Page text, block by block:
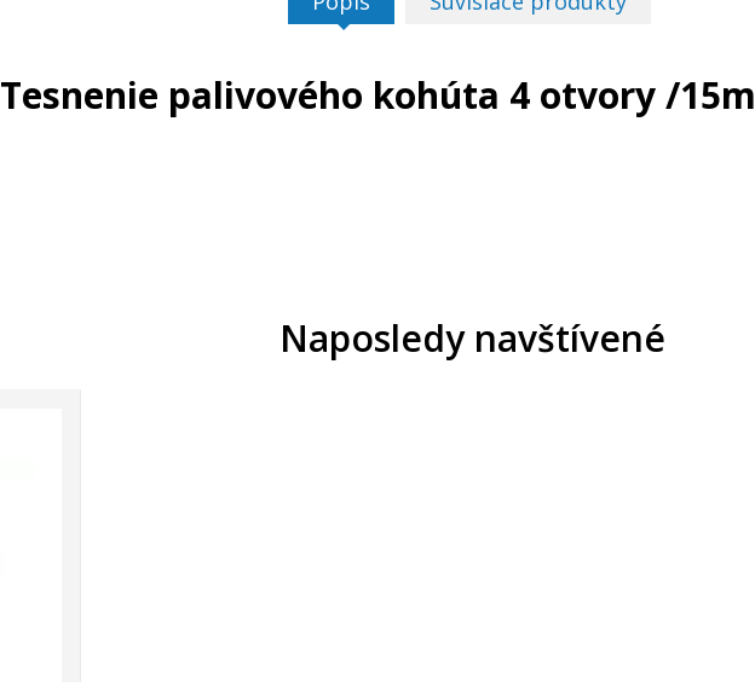
Tesnenie palivového kohúta 4 otvory /
Naposledy navštívené